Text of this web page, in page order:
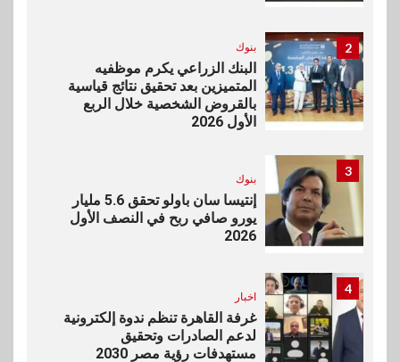
2 بنوك
البنك الزراعي يكرم موظفيه
المتميزين بعد تحقيق نتائج قياسية
بالقروض الشخصية خلال الربع
الأول 2026
3
بنوك
إنتيسا سان باولو تحقق 5.6 مليار
يورو صافي ربح في النصف الأول
2026
4
اخبار
غرفة القاهرة تنظم ندوة إلكترونية
لدعم الصادرات وتحقيق
مستهدفات رؤية مصر 2030